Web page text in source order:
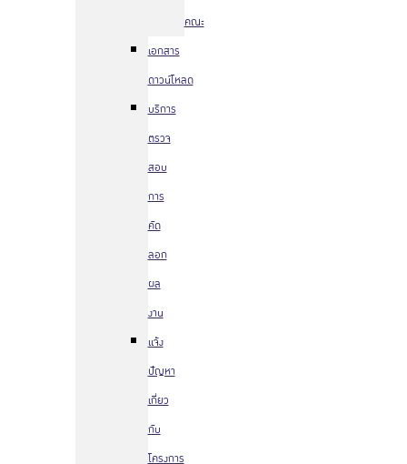
คณะ
เอกสาร
ดาวน์โหลด
บริการ
ตรวจ
สอบ
การ
คัด
ลอก
ผล
งาน
แจ้ง
ปัญหา
เกี่ยว
กับ
โครงการ